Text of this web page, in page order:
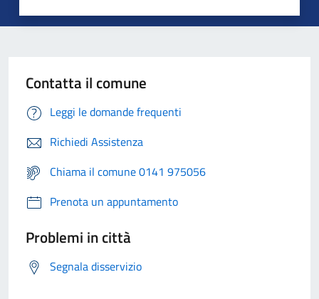
Contatta il comune
Leggi le domande frequenti
Richiedi Assistenza
Chiama il comune 0141 975056
Prenota un appuntamento
Problemi in città
Segnala disservizio